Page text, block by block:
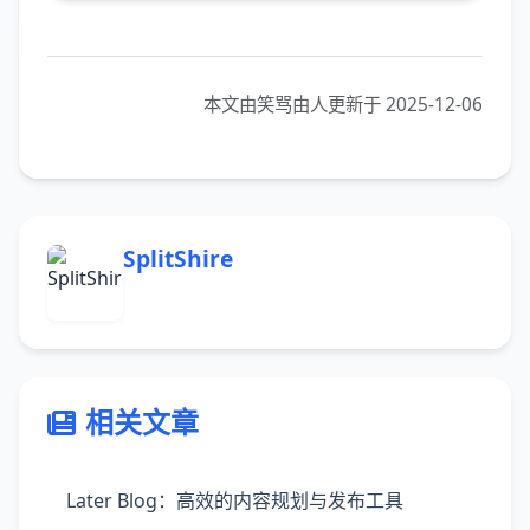
本文由笑骂由人更新于 2025-12-06
SplitShire
相关文章
Later Blog：高效的内容规划与发布工具